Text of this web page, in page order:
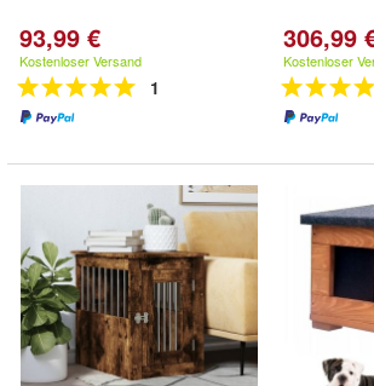
93,99 €
Kostenloser Versand
1
306,99
Kostenloser